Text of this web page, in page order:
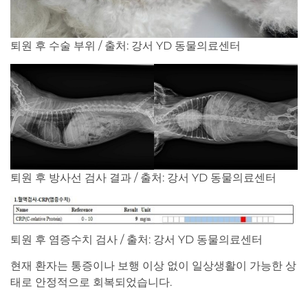
퇴원 후 수술 부위 / 출처: 강서 YD 동물의료센터
퇴원 후 방사선 검사 결과 / 출처: 강서 YD 동물의료센터
퇴원 후 염증수치 검사 / 출처: 강서 YD 동물의료센터
현재 환자는 통증이나 보행 이상 없이 일상생활이 가능한 상
태로 안정적으로 회복되었습니다.